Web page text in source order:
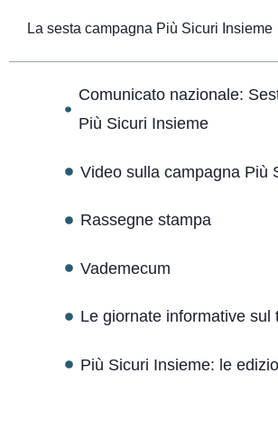
La sesta campagna Più Sicuri Insieme
Comunicato nazionale:
Più Sicuri Insieme
Video sulla campagna Più
Rassegne stampa
Vademecum
Le giornate informative sul
Più Sicuri Insieme: le